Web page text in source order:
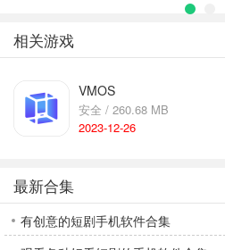
相关游戏
VMOS
安全 / 260.68 MB
2023-12-26
最新合集
有创意的短剧手机软件合集